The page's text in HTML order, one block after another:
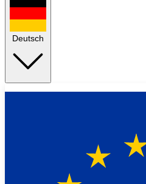
Deutsch